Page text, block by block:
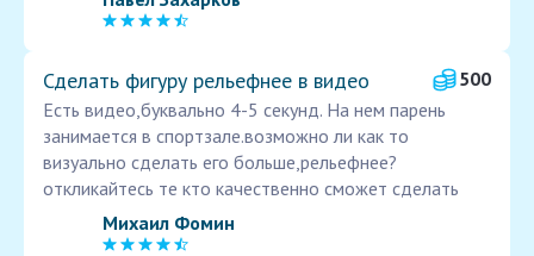
Сделать фигуру рельефнее в видео
500
Есть видео,буквально 4-5 секунд. На нем парень
занимается в спортзале.возможно ли как то
визуально сделать его больше,рельефнее?
откликайтесь те кто качественно сможет сделать
Михаил Фомин